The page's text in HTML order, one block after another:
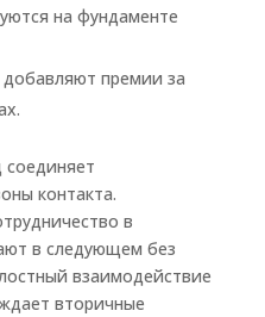
на фундаменте
премии за
контакта.
в
в следующем без
взаимодействие
вторичные